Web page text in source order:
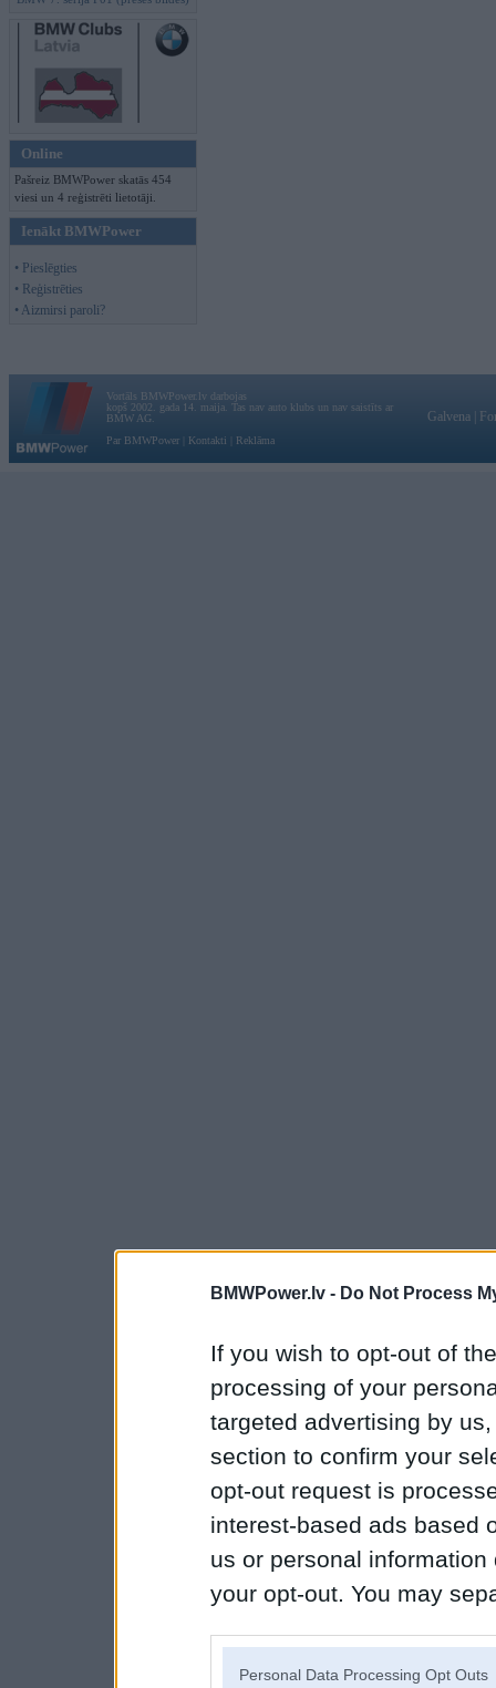
BMWPower.lv - Do Not Process
If you wish to opt-out of
processing of your
targeted advertising by
section to confirm your
opt-out request is
interest-based ads based
us or personal
your opt-out. You may
Personal Data Processing Opt Outs
Online
Pašreiz BMWPower skatās 454
viesi un 4 reģistrēti lietotāji.
Ienākt BMWPower
• Pieslēgties
• Reģistrēties
• Aizmirsi paroli?
Vortāls BMWPower.lv darbojas
kopš 2002. gada 14. maija. Tas nav auto klubs un nav saistīts ar
BMW AG.
Par BMWPower
Kontakti Reklāma
Galvena